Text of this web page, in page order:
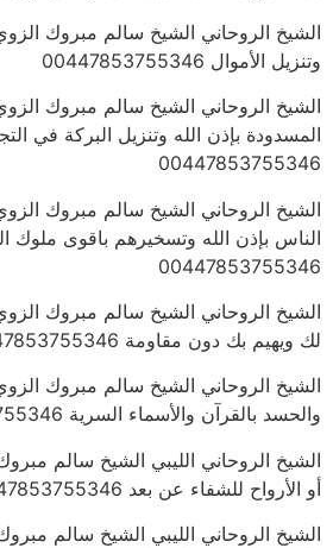
الشيخ الروحاني الشيخ سالم مبروك
وتنزيل الأموال 00447853755346
الشيخ الروحاني الشيخ سالم مبروك
المسدودة بإذن الله وتنزيل البركة في
00447853755346
الشيخ الروحاني الشيخ سالم مبروك
الناس بإذن الله وتسخيرهم باقوى ملوك
00447853755346
الشيخ الروحاني الشيخ سالم مبروك
لك ويهيم بك دون مقاومة 00447853755346
الشيخ الروحاني الشيخ سالم مبروك
والحسد بالقرآن والأسماء السرية 00447853755346
الشيخ الروحاني الليبي الشيخ سالم
أو الأرواح للشفاء عن بعد 00447853755346
الشيخ الروحاني الليبي الشيخ سالم